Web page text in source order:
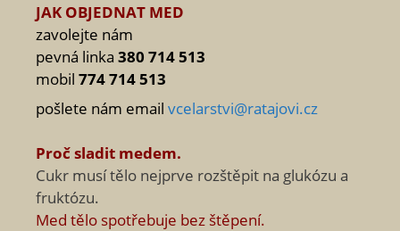
JAK OBJEDNAT MED
zavolejte nám
pevná linka 380 714 513
mobil 774 714 513
pošlete nám email vcelarstvi@ratajovi.cz
Proč sladit medem.
Cukr musí tělo nejprve rozštěpit na glukózu a
fruktózu.
Med tělo spotřebuje bez štěpení.